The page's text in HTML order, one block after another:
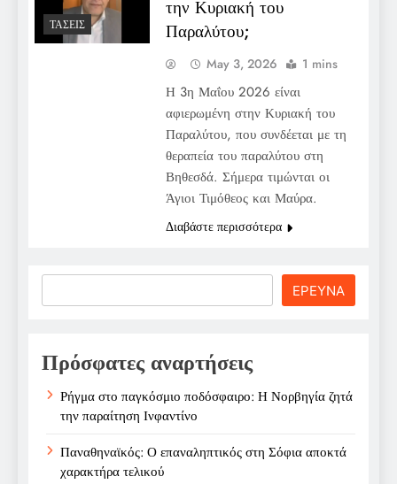
ΤΆΣΕΙΣ
την Κυριακή του
Παραλύτου;
May 3, 2026 1 mins
Η 3η Μαΐου 2026 είναι
αφιερωμένη στην Κυριακή του
Παραλύτου, που συνδέεται με τη
θεραπεία του παραλύτου στη
Βηθεσδά. Σήμερα τιμώνται οι
Άγιοι Τιμόθεος και Μαύρα.
Διαβάστε περισσότερα
ΕΡΕΥΝΑ
Πρόσφατες αναρτήσεις
Ρήγμα στο παγκόσμιο ποδόσφαιρο: Η Νορβηγία ζητά
την παραίτηση Ινφαντίνο
Παναθηναϊκός: Ο επαναληπτικός στη Σόφια αποκτά
χαρακτήρα τελικού